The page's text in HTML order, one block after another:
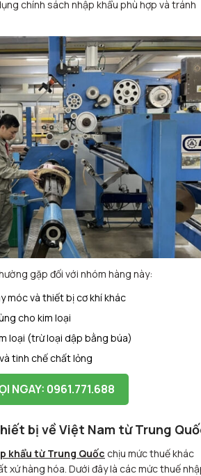
chính sách nhập khẩu phù hợp và tránh
gặp đối với nhóm hàng này:
móc và thiết bị cơ khí khác
cho kim loại
loại (trừ loại dập bằng búa)
tinh chế chất lỏng
NGAY: 0961.771.688
bị về Việt Nam từ Trung
khẩu từ Trung Quốc chịu mức thuế khác
xứ hàng hóa. Dưới đây là các mức thuế